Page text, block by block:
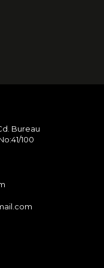
Bureau
100